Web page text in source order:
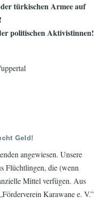
türkischen Armee auf
politischen Aktivistinnen!
Geld!
angewiesen. Unsere
Flüchtlingen, die (wenn
Mittel verfügen. Aus
Karawane e. V.”